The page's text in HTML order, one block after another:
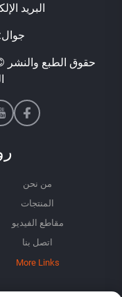
البريد
جوال:
حقوق الطبع والنشر
من نحن
المنتجات
مقاطع الفيديو
اتصل بنا
More Links